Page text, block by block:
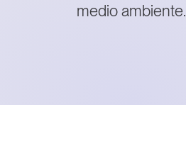
medio ambiente.